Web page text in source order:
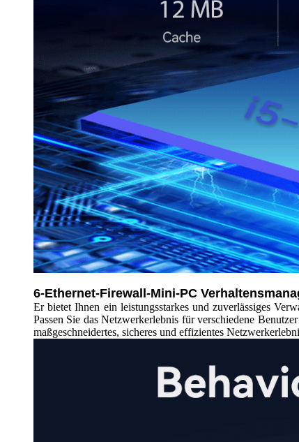
6-Ethernet-Firewall-Mini-PC
Er bietet Ihnen ein leistungsstarkes und zuverlässiges
Passen Sie das Netzwerkerlebnis für verschiedene
maßgeschneidertes, sicheres und effizientes